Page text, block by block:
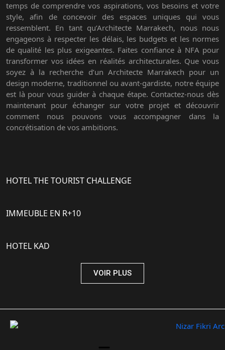
temps de comprendre vos aspirations, vos besoins et votre
style, afin de concevoir des espaces uniques qui vous
ressemblent. En tant qu’Architecte Marrakech, nous nous
engageons à respecter les délais, les budgets et les normes
de qualité les plus exigeantes. Faites confiance à NFA pour
transformer vos idées en réalités architecturales. Que vous
soyez à la recherche d’un Architecte Marrakech pour un
design moderne, traditionnel ou avant-gardiste, notre équipe
est là pour vous guider à chaque étape. Contactez-nous dès
maintenant pour échanger sur votre projet et découvrir
comment nous pouvons vous accompagner dans la
concrétisation de vos ambitions.
HOTEL THE TOURIST CHALLENGE
IMMEUBLE EN R+10
HOTEL KAD
VOIR PLUS